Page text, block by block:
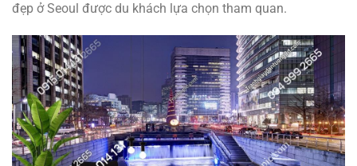
đẹp ở Seoul được du khách lựa chọn tham quan.